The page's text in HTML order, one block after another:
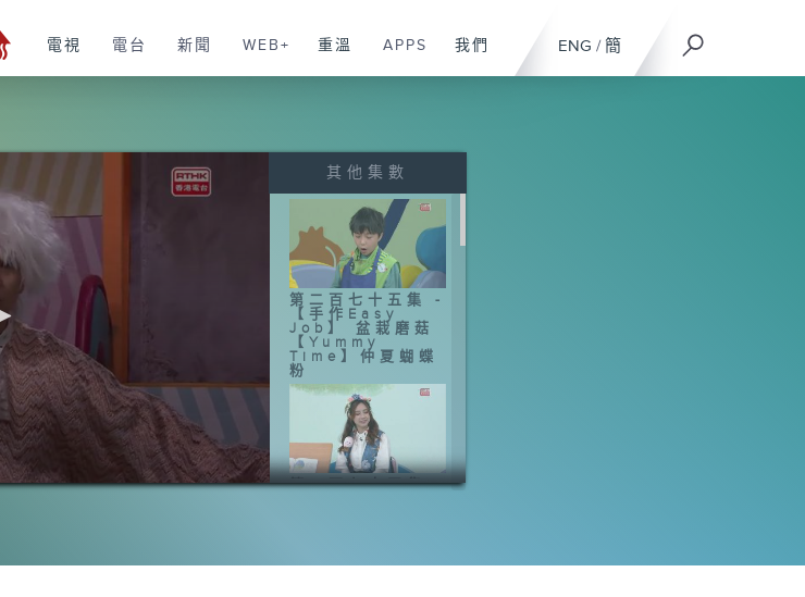
ENG / 簡
電視 電台 新聞 WEB+ 重溫 APPS 我們
其他集數
第二百七十五集 -
【手作Easy
Job】 盆栽磨菇
【Yummy
Time】仲夏蝴蝶
粉
第二百七十四集 -